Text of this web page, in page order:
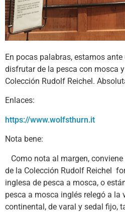
En pocas palabras, estamos
disfrutar de la pesca con mosca
Colección Rudolf Reichel.
Enlaces:
https://www.wolfsthurn.it
Nota bene:
Como nota al margen,
de la Colección Rudolf Reichel
inglesa de pesca a mosca, o
pesca a mosca inglés relegó a la
continental, de varal y sedal fijo,